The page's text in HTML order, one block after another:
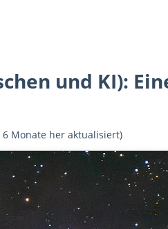
und KI):
6 Monate her aktualisiert)